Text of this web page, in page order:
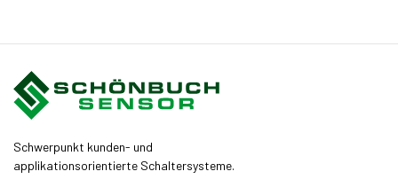
Schwerpunkt kunden- und
applikationsorientierte Schaltersysteme.